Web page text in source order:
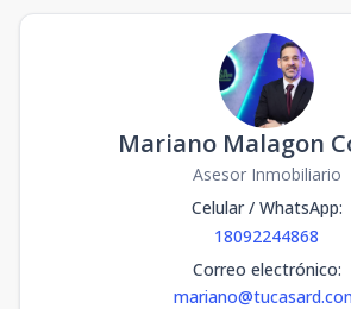
Mariano Malagon
Asesor Inmobiliario
Celular / WhatsApp:
18092244868
Correo electrónico: